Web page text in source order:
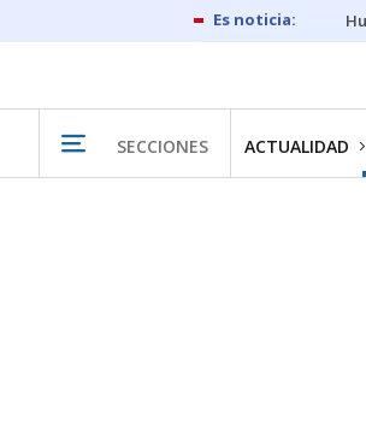
SECCIONES ACTUALIDAD